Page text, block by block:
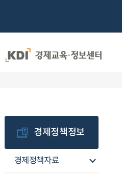
경제정책정보
경제정책자료